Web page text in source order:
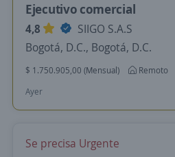
Ejecutivo comercial
4,8
SIIGO S.A.S
Bogotá, D.C., Bogotá, D.C.
$ 1.750.905,00 (Mensual)
Remoto
Ayer
Se precisa Urgente